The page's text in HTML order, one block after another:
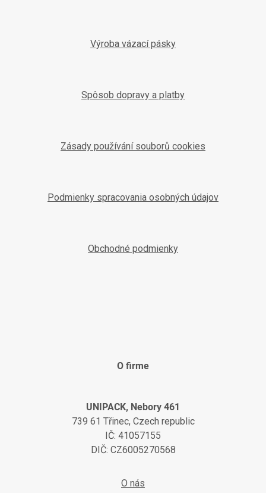
Výroba vázací pásky
Spôsob dopravy a platby
Zásady používání souborů cookies
Podmienky spracovania osobných údajov
Obchodné podmienky
O firme
UNIPACK, Nebory 461
739 61 Třinec, Czech republic
IČ: 41057155
DIČ: CZ6005270568
O nás